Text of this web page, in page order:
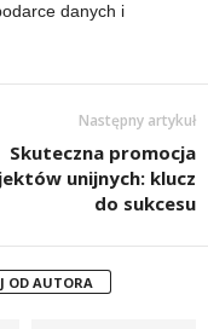
danych i
Następny artykuł
Skuteczna promocja
unijnych: klucz
do sukcesu
OD AUTORA